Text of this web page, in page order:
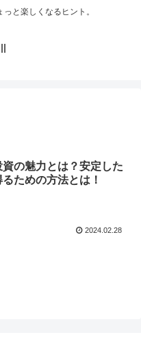
と楽しくなるヒント。
の魅力とは？安定した
ための方法とは！
2024.02.28